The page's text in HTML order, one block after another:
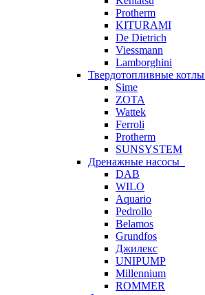
Protherm
KITURAMI
De Dietrich
Viessmann
Lamborghini
Твердотопливные котлы
Sime
ZOTA
Wattek
Ferroli
Protherm
SUNSYSTEM
Дренажные насосы
DAB
WILO
Aquario
Pedrollo
Belamos
Grundfos
Джилекс
UNIPUMP
Millennium
ROMMER